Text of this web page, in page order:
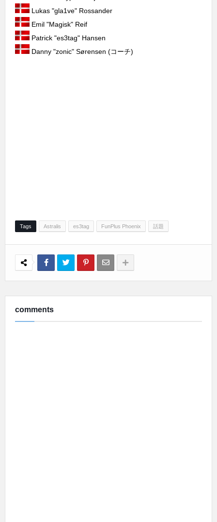
Lukas "gla1ve" Rossander
Emil "Magisk" Reif
Patrick "es3tag" Hansen
Danny "zonic" Sørensen (コーチ)
Tags Astralis es3tag FunPlus Phoenix 話題
comments